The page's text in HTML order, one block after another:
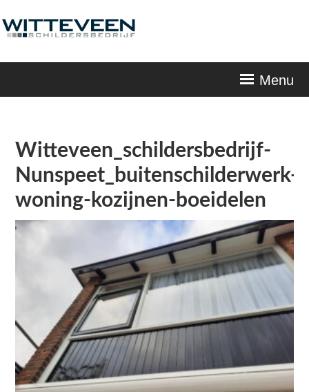
Menu
Witteveen_schildersbedrijf-
Nunspeet_buitenschilderwerk-
woning-kozijnen-boeidelen